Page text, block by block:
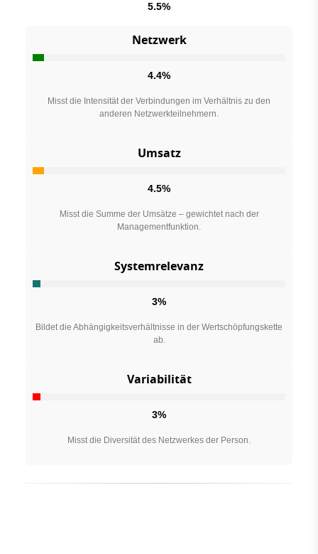
5.5%
Netzwerk
4.4%
Misst die Intensität der Verbindungen im Verhältnis zu den
anderen Netzwerkteilnehmern.
Umsatz
4.5%
Misst die Summe der Umsätze – gewichtet nach der
Managementfunktion.
Systemrelevanz
3%
Bildet die Abhängigkeitsverhältnisse in der Wertschöpfungskette
ab.
Variabilität
3%
Misst die Diversität des Netzwerkes der Person.